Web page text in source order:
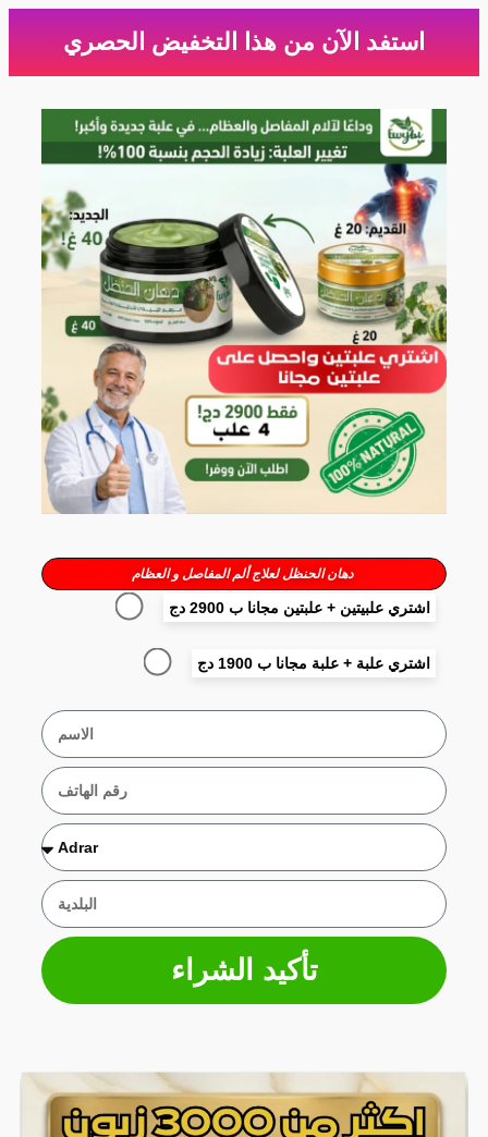
استفد الآن من هذا التخفيض الحصري
دهان الحنظل لعلاج ألم المفاصل و العظام
اشتري علبيتين + علبتين مجانا ب 2900 دج
اشتري علبة + علبة مجانا ب 1900 دج
تأكيد الشراء